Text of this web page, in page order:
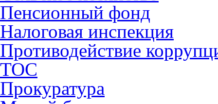
Пенсионный фонд
Налоговая инспекция
Противодействие
ТОС
Прокуратура